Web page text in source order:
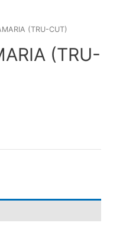
(TRU-CUT)
(TRU-